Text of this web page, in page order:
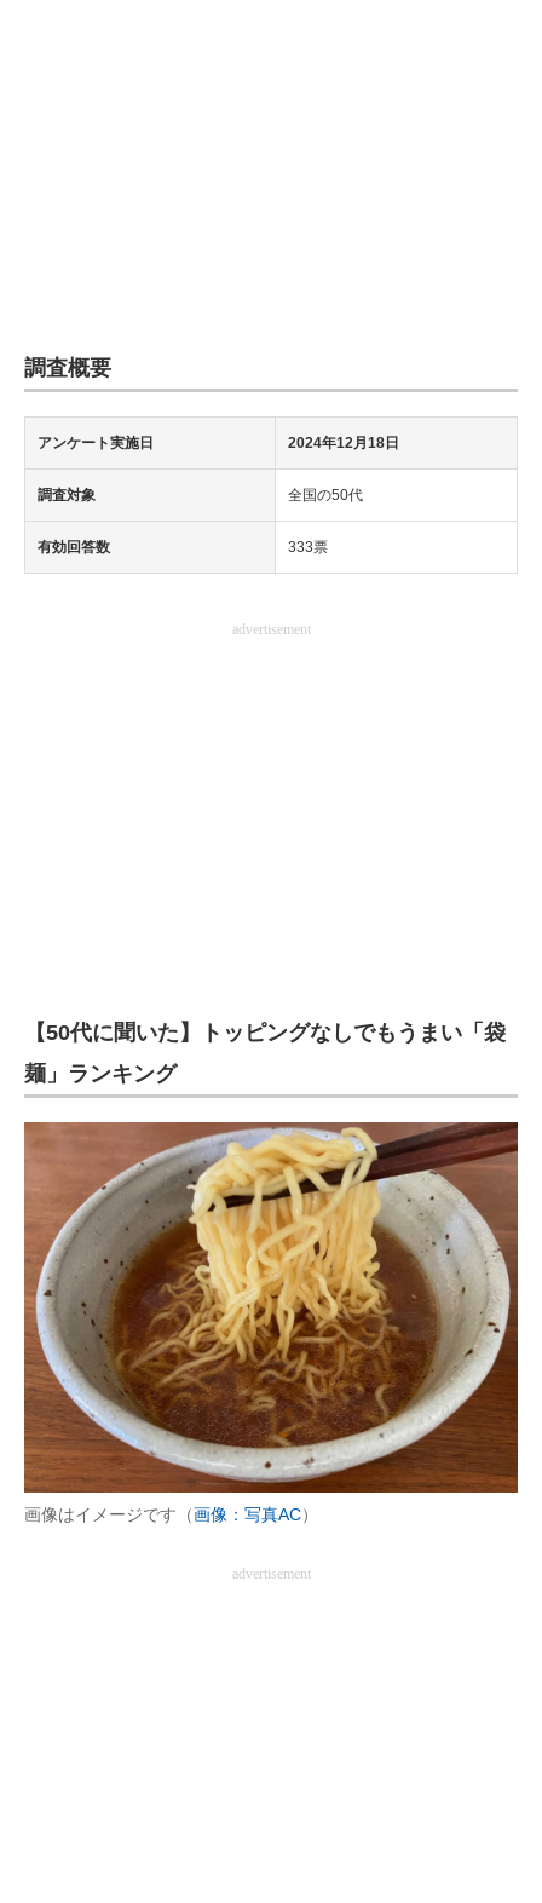
調査概要
アンケート実施日 2024年12月18日
調査対象 全国の50代
有効回答数 333票
advertisement
【50代に聞いた】トッピングなしでもうまい「袋
麺」ランキング
画像はイメージです（画像：写真AC）
advertisement